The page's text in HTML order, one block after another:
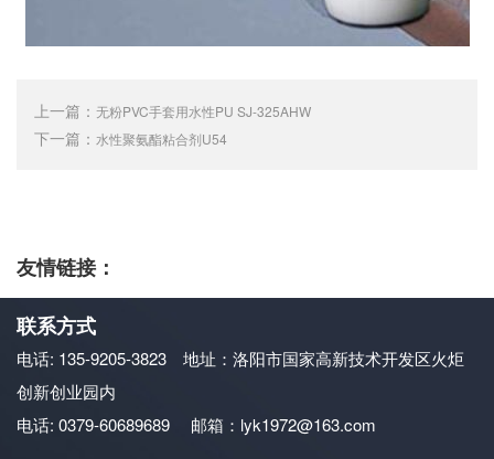
上一篇： 无粉PVC手套用水性PU SJ-325AHW
下一篇： 水性聚氨酯粘合剂U54
友情链接：
联系方式
电话: 135-9205-3823 地址：洛阳市国家高新技术开发区火炬
创新创业园内
电话: 0379-60689689
邮箱：lyk1972@163.com